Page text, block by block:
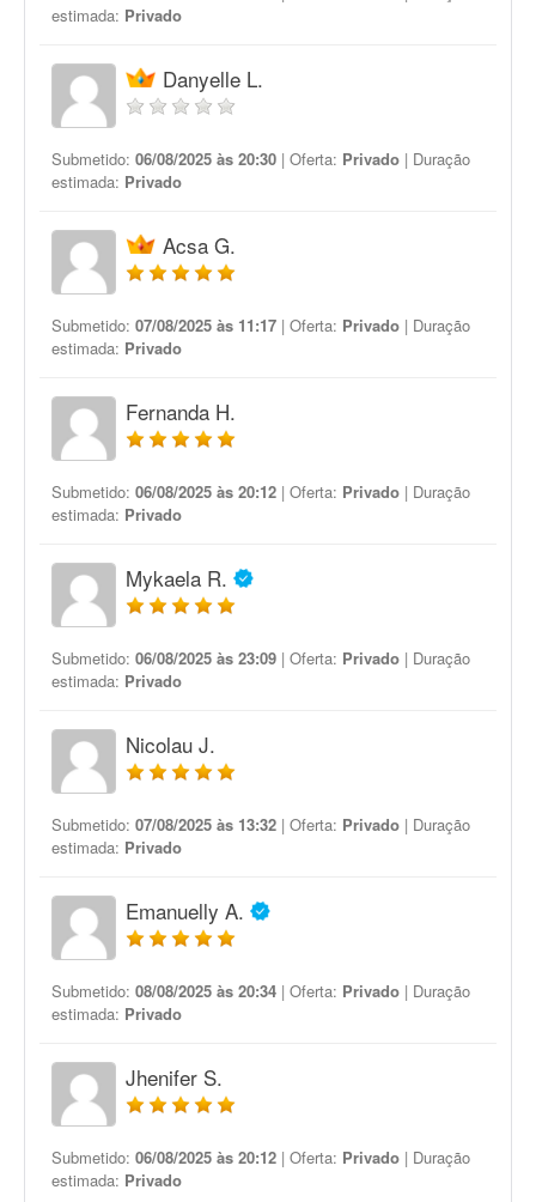
estimada: Privado
Danyelle L.
Submetido: 06/08/2025 às 20:30 | Oferta: Privado | Duração
estimada: Privado
Acsa G.
Submetido: 07/08/2025 às 11:17 | Oferta: Privado | Duração
estimada: Privado
Fernanda H.
Submetido: 06/08/2025 às 20:12 | Oferta: Privado | Duração
estimada: Privado
Mykaela R.
Submetido: 06/08/2025 às 23:09 | Oferta: Privado | Duração
estimada: Privado
Nicolau J.
Submetido: 07/08/2025 às 13:32 | Oferta: Privado | Duração
estimada: Privado
Emanuelly A.
Submetido: 08/08/2025 às 20:34 | Oferta: Privado | Duração
estimada: Privado
Jhenifer S.
Submetido: 06/08/2025 às 20:12 | Oferta: Privado | Duração
estimada: Privado